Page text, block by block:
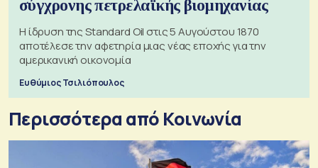
σύγχρονης πετρελαϊκής βιομηχανίας
Η ίδρυση της Standard Oil στις 5 Αυγούστου 1870
αποτέλεσε την αφετηρία μιας νέας εποχής για την
αμερικανική οικονομία
Ευθύμιος Τσιλιόπουλος
Περισσότερα από Κοινωνία